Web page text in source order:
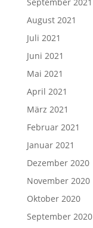
August 2021
Juli 2021
Juni 2021
Mai 2021
April 2021
März 2021
Februar 2021
Januar 2021
Dezember 2020
November 2020
Oktober 2020
September 2020